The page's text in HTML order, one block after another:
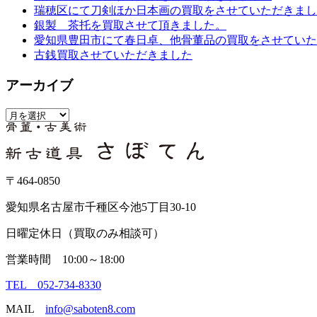
瑞穂区にて刀剣ほか日本画の買取をさせていただきまし
銀製 茶托を買取させて頂きました。
愛知県豊田市にて春日卓、他骨董品の買取をさせていた
古銭買取させていただきました
アーカイブ
ア
ー
カ
イ
〒464-0850
愛知県名古屋市千種区今池5丁目30-10
日曜定休日（買取のみ相談可）
営業時間 10:00～18:00
TEL 052-734-8330
MAIL info@saboten8.com